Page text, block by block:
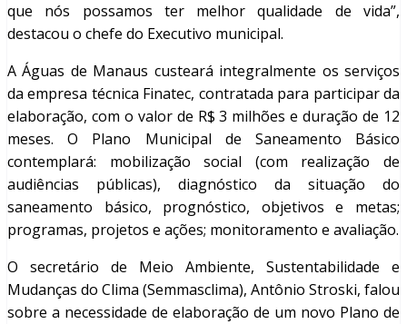
que nós possamos ter melhor qualidade de vida”,
destacou o chefe do Executivo municipal.
A Águas de Manaus custeará integralmente os serviços
da empresa técnica Finatec, contratada para participar da
elaboração, com o valor de R$ 3 milhões e duração de 12
meses. O Plano Municipal de Saneamento Básico
contemplará: mobilização social (com realização de
audiências públicas), diagnóstico da situação do
saneamento básico, prognóstico, objetivos e metas;
programas, projetos e ações; monitoramento e avaliação.
O secretário de Meio Ambiente, Sustentabilidade e
Mudanças do Clima (Semmasclima), Antônio Stroski, falou
sobre a necessidade de elaboração de um novo Plano de